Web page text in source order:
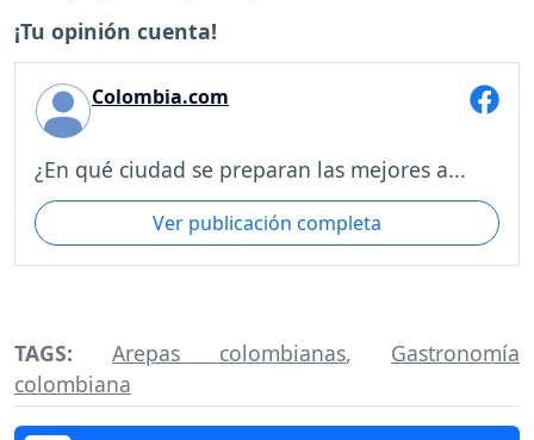
¡Tu opinión cuenta!
Colombia.com
¿En qué ciudad se preparan las mejores a...
Ver publicación completa
TAGS: Arepas colombianas, Gastronomía
colombiana